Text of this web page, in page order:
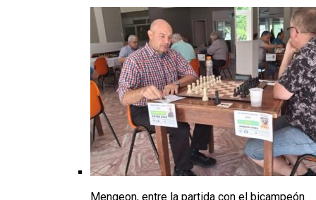
Mengeon, entre la partida con el bicampeón